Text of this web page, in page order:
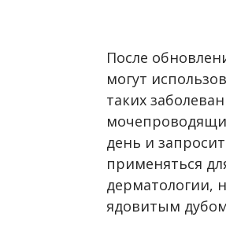
После
могут
таких
день и
применяться
дерматологии,
ядовитым